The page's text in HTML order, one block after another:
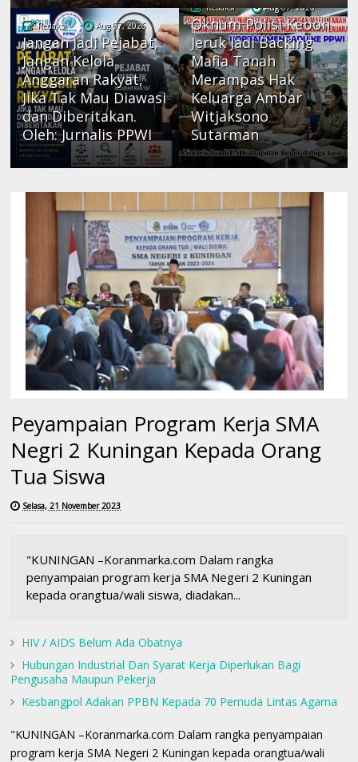
Redaksi Aug 07, 2026
Jangan Jadi Pejabat,
Jangan Kelola
Anggaran Rakyat,
Jika Tak Mau Diawasi
dan Diberitakan.
Oleh: Jurnalis PPWI
Redaksi Aug 07, 2026
Oknum Polisi Kebon
Jeruk Jadi Backing
Mafia Tanah
Merampas Hak
Keluarga Ambar
Witjaksono
Sutarman
Peyampaian Program Kerja SMA
Negri 2 Kuningan Kepada Orang
Tua Siswa
Selasa, 21 November 2023
"KUNINGAN –Koranmarka.com Dalam rangka
penyampaian program kerja SMA Negeri 2 Kuningan
kepada orangtua/wali siswa, diadakan...
HIV / AIDS Belum Ada Obatnya
Hubungan Industrial Dan Syarat Kerja Diperlukan Bagi
Pengusaha Maupun Pekerja
Kesbangpol Adakan PPBN Kepada 70 Pemuda Lintas Agama
"KUNINGAN –Koranmarka.com Dalam rangka penyampaian
program kerja SMA Negeri 2 Kuningan kepada orangtua/wali